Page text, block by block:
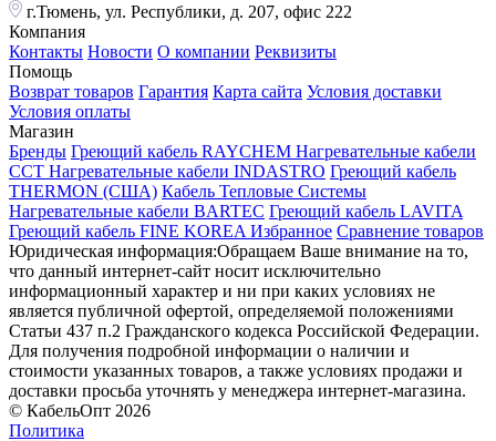
г.Тюмень, ул. Республики, д. 207, офис 222
Компания
Контакты Новости О компании Реквизиты
Помощь
Возврат товаров Гарантия Карта сайта Условия доставки
Условия оплаты
Магазин
Бренды Греющий кабель RAYCHEM Нагревательные кабели
ССТ Нагревательные кабели INDASTRO Греющий кабель
THERMON (США) Кабель Тепловые Системы
Нагревательные кабели BARTEC Греющий кабель LAVITA
Греющий кабель FINE KOREA Избранное Сравнение товаров
Юридическая информация:Обращаем Ваше внимание на то,
что данный интернет-сайт носит исключительно
информационный характер и ни при каких условиях не
является публичной офертой, определяемой положениями
Статьи 437 п.2 Гражданского кодекса Российской Федерации.
Для получения подробной информации о наличии и
стоимости указанных товаров, а также условиях продажи и
доставки просьба уточнять у менеджера интернет-магазина.
© КабельОпт 2026
Политика